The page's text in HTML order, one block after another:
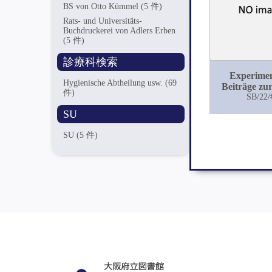
BS von Otto Kümmel(5 件)
Rats- und Universitäts-
Buchdruckerei von Adlers Erben
(5 件)
診療科検索
Hygienische Abtheilung usw.(69
件)
SU
SU(5 件)
Beiträge
von
SB/22/